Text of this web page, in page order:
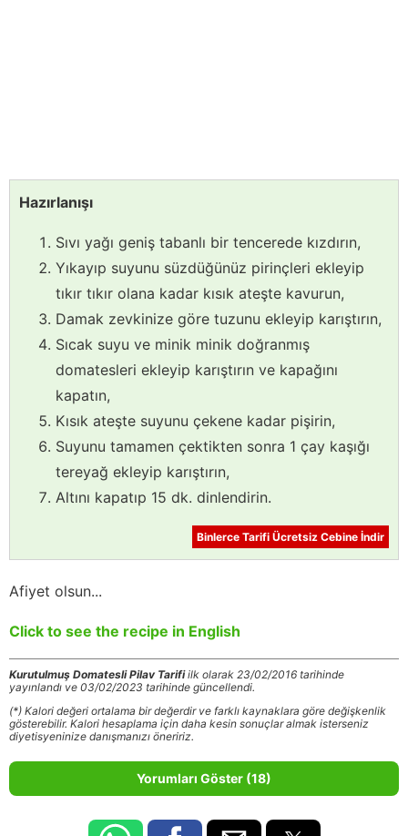
Hazırlanışı
Sıvı yağı geniş tabanlı bir tencerede kızdırın,
Yıkayıp suyunu süzdüğünüz pirinçleri ekleyip
tıkır tıkır olana kadar kısık ateşte kavurun,
Damak zevkinize göre tuzunu ekleyip karıştırın,
Sıcak suyu ve minik minik doğranmış
domatesleri ekleyip karıştırın ve kapağını
kapatın,
Kısık ateşte suyunu çekene kadar pişirin,
Suyunu tamamen çektikten sonra 1 çay kaşığı
tereyağ ekleyip karıştırın,
Altını kapatıp 15 dk. dinlendirin.
Binlerce Tarifi Ücretsiz Cebine İndir
Afiyet olsun...
Click to see the recipe in English
Kurutulmuş Domatesli Pilav Tarifiilk olarak 23/02/2016 tarihinde
yayınlandı ve 03/02/2023 tarihinde güncellendi.
(*) Kalori değeri ortalama bir değerdir ve farklı kaynaklara göre değişkenlik
gösterebilir. Kalori hesaplama için daha kesin sonuçlar almak isterseniz
diyetisyeninize danışmanızı öneririz.
Yorumları Göster (18)